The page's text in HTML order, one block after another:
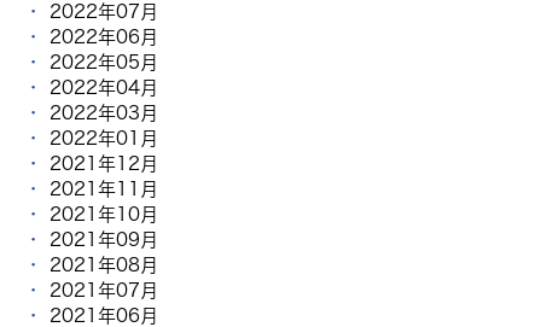
2022年07月
2022年06月
2022年05月
2022年04月
2022年03月
2022年01月
2021年12月
2021年11月
2021年10月
2021年09月
2021年08月
2021年07月
2021年06月